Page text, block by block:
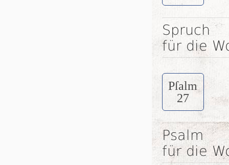
Spruch
für die
Pſalm
27
Psalm
für die